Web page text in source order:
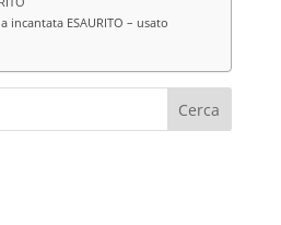
incantata ESAURITO – usato